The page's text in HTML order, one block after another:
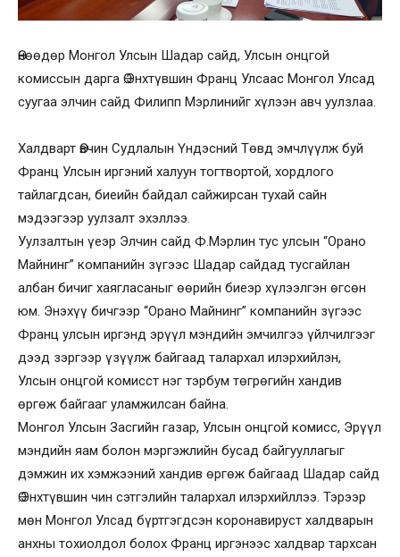
Өнөөдөр Монгол Улсын Шадар сайд, Улсын онцгой
комиссын дарга Ө.Энхтүвшин Франц Улсаас Монгол Улсад
суугаа элчин сайд Филипп Мэрлинийг хүлээн авч уулзлаа.
Халдварт Өвчин Судлалын Үндэсний Төвд эмчлүүлж буй
Франц Улсын иргэний халуун тогтвортой, хордлого
тайлагдсан, биеийн байдал сайжирсан тухай сайн
мэдээгээр уулзалт эхэллээ.
Уулзалтын үеэр Элчин сайд Ф.Мэрлин тус улсын “Орано
Майнинг” компанийн зүгээс Шадар сайдад тусгайлан
албан бичиг хаягласаныг өөрийн биеэр хүлээлгэн өгсөн
юм. Энэхүү бичгээр “Орано Майнинг” компанийн зүгээс
Франц улсын иргэнд эрүүл мэндийн эмчилгээ үйлчилгээг
дээд зэргээр үзүүлж байгаад талархал илэрхийлэн,
Улсын онцгой комисст нэг тэрбум төгрөгийн хандив
өргөж байгааг уламжилсан байна.
Монгол Улсын Засгийн газар, Улсын онцгой комисс, Эрүүл
мэндийн яам болон мэргэжлийн бусад байгууллагыг
дэмжин их хэмжээний хандив өргөж байгаад Шадар сайд
Ө.Энхтүвшин чин сэтгэлийн талархал илэрхийллээ. Тэрээр
мөн Монгол Улсад бүртгэгдсэн коронавируст халдварын
анхны тохиолдол болох Франц иргэнээс халдвар тархсан